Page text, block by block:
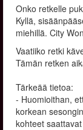
Onko retkelle
Kyllä,
miehillä. City
Vaatiiko retki
Tämän retken
Tärkeää tietoa:
- Huomioithan,
korkean
kohteet